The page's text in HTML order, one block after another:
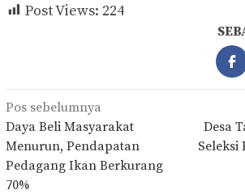
Post Views: 224
Navigasi
pos
Pos sebelumnya
Daya Beli Masyarakat
Menurun, Pendapatan
Pedagang Ikan Berkurang
70%
Desa
Seleksi